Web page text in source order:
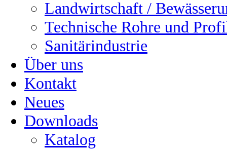
Landwirtschaft /
Technische Rohre und
Sanitärindustrie
Über uns
Kontakt
Neues
Downloads
Katalog